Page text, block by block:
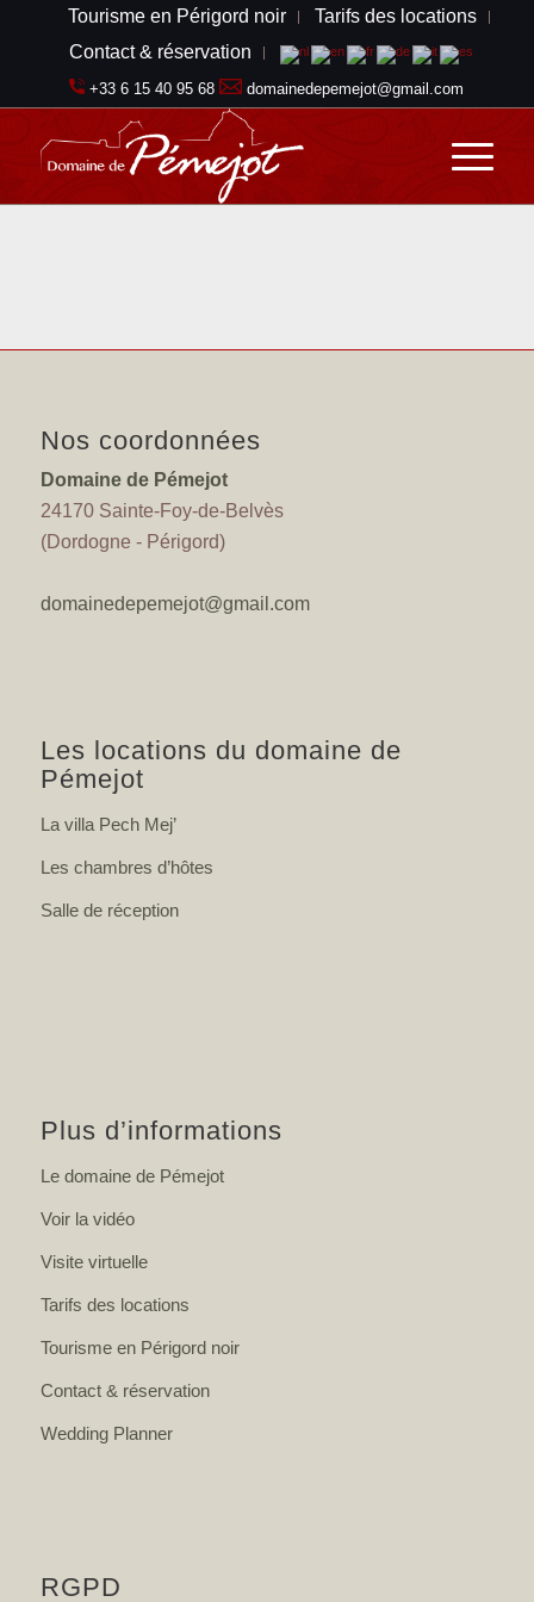
Tourisme en Périgord noir
Tarifs des locations
Contact & réservation
+33 6 15 40 95 68 domainedepemejot@gmail.com
Nos coordonnées
Domaine de Pémejot
24170 Sainte-Foy-de-Belvès
(Dordogne - Périgord)
domainedepemejot@gmail.com
Les locations du domaine de
Pémejot
La villa Pech Mej’
Les chambres d’hôtes
Salle de réception
Plus d’informations
Le domaine de Pémejot
Voir la vidéo
Visite virtuelle
Tarifs des locations
Tourisme en Périgord noir
Contact & réservation
Wedding Planner
RGPD